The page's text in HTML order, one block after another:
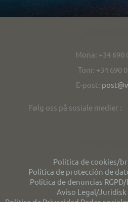
Mona: +34 690
Tom: +34 690
E-post:
Følg oss på sosiale medier :
Politica de cookies/
Política de protección de
Política de denuncias
Aviso Legal/